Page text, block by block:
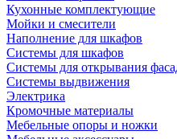
Кухонные комплектующие
Мойки и смесители
Наполнение для шкафов
Cистемы для шкафов
Системы для открывания
Системы выдвижения
Электрика
Кромочные материалы
Мебельные опоры и ножки